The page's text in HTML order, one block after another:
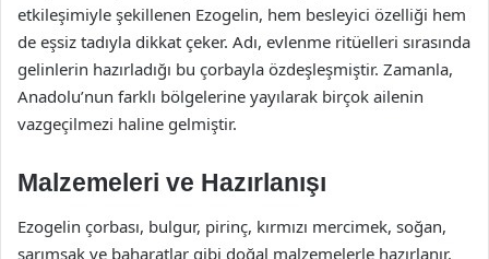
etkileşimiyle şekillenen Ezogelin, hem besleyici özelliği hem
de eşsiz tadıyla dikkat çeker. Adı, evlenme ritüelleri sırasında
gelinlerin hazırladığı bu çorbayla özdeşleşmiştir. Zamanla,
Anadolu’nun farklı bölgelerine yayılarak birçok ailenin
vazgeçilmezi haline gelmiştir.
Malzemeleri ve Hazırlanışı
Ezogelin çorbası, bulgur, pirinç, kırmızı mercimek, soğan,
sarımsak ve baharatlar gibi doğal malzemelerle hazırlanır.